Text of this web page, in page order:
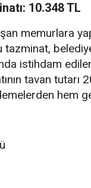
10.348 TL
memurlara
tazminat,
istihdam
tavan tutarı
hem